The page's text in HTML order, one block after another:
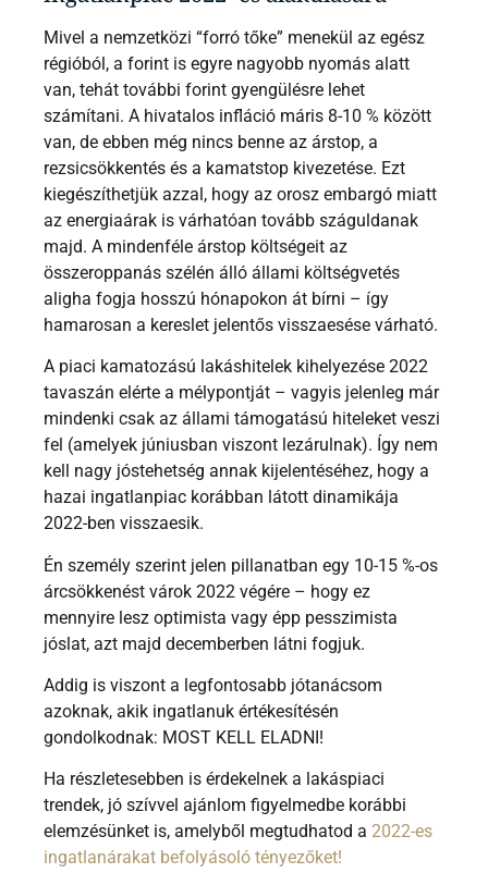
Mivel a nemzetközi “forró tőke” menekül az egész
régióból, a forint is egyre nagyobb nyomás alatt
van, tehát további forint gyengülésre lehet
számítani. A hivatalos infláció máris 8-10 % között
van, de ebben még nincs benne az árstop, a
rezsicsökkentés és a kamatstop kivezetése. Ezt
kiegészíthetjük azzal, hogy az orosz embargó miatt
az energiaárak is várhatóan tovább száguldanak
majd. A mindenféle árstop költségeit az
összeroppanás szélén álló állami költségvetés
aligha fogja hosszú hónapokon át bírni – így
hamarosan a kereslet jelentős visszaesése várható.
A piaci kamatozású lakáshitelek kihelyezése 2022
tavaszán elérte a mélypontját – vagyis jelenleg már
mindenki csak az állami támogatású hiteleket veszi
fel (amelyek júniusban viszont lezárulnak). Így nem
kell nagy jóstehetség annak kijelentéséhez, hogy a
hazai ingatlanpiac korábban látott dinamikája
2022-ben visszaesik.
Én személy szerint jelen pillanatban egy 10-15 %-os
árcsökkenést várok 2022 végére – hogy ez
mennyire lesz optimista vagy épp pesszimista
jóslat, azt majd decemberben látni fogjuk.
Addig is viszont a legfontosabb jótanácsom
azoknak, akik ingatlanuk értékesítésén
gondolkodnak: MOST KELL ELADNI!
Ha részletesebben is érdekelnek a lakáspiaci
trendek, jó szívvel ajánlom figyelmedbe korábbi
elemzésünket is, amelyből megtudhatod a 2022-es
ingatlanárakat befolyásoló tényezőket!